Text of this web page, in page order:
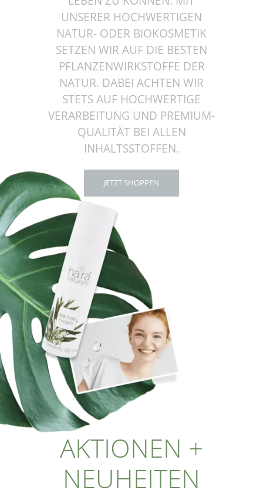
UNSERER HOCHWERTIGEN
NATUR- ODER BIOKOSMETIK
SETZEN WIR AUF DIE BESTEN
PFLANZENWIRKSTOFFE DER
NATUR. DABEI ACHTEN WIR
STETS AUF HOCHWERTIGE
VERARBEITUNG UND PREMIUM-
QUALITÄT BEI ALLEN
INHALTSSTOFFEN.
JETZT SHOPPEN
AKTIONEN +
NEUHEITEN